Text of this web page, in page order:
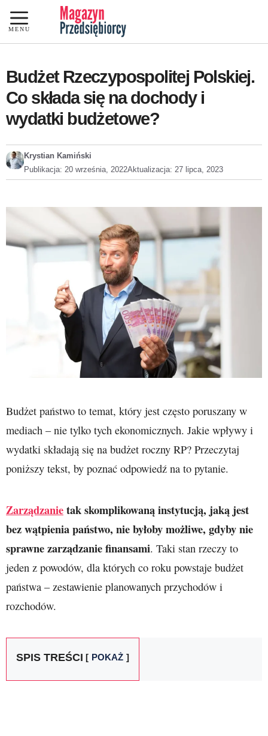
Przejdź
do
treści
MENU
Budżet Rzeczypospolitej Polskiej.
Co składa się na dochody i
wydatki budżetowe?
Krystian Kamiński
Publikacja: 20 września, 2022Aktualizacja: 27 lipca, 2023
Budżet państwo to temat, który jest często poruszany w
mediach – nie tylko tych ekonomicznych. Jakie wpływy i
wydatki składają się na budżet roczny RP? Przeczytaj
poniższy tekst, by poznać odpowiedź na to pytanie.
Zarządzanietak skomplikowaną instytucją, jaką jest
bez wątpienia państwo, nie byłoby możliwe, gdyby nie
sprawne zarządzanie finansami. Taki stan rzeczy to
jeden z powodów, dla których co roku powstaje budżet
państwa – zestawienie planowanych przychodów i
rozchodów.
SPIS TREŚCI POKAŻ